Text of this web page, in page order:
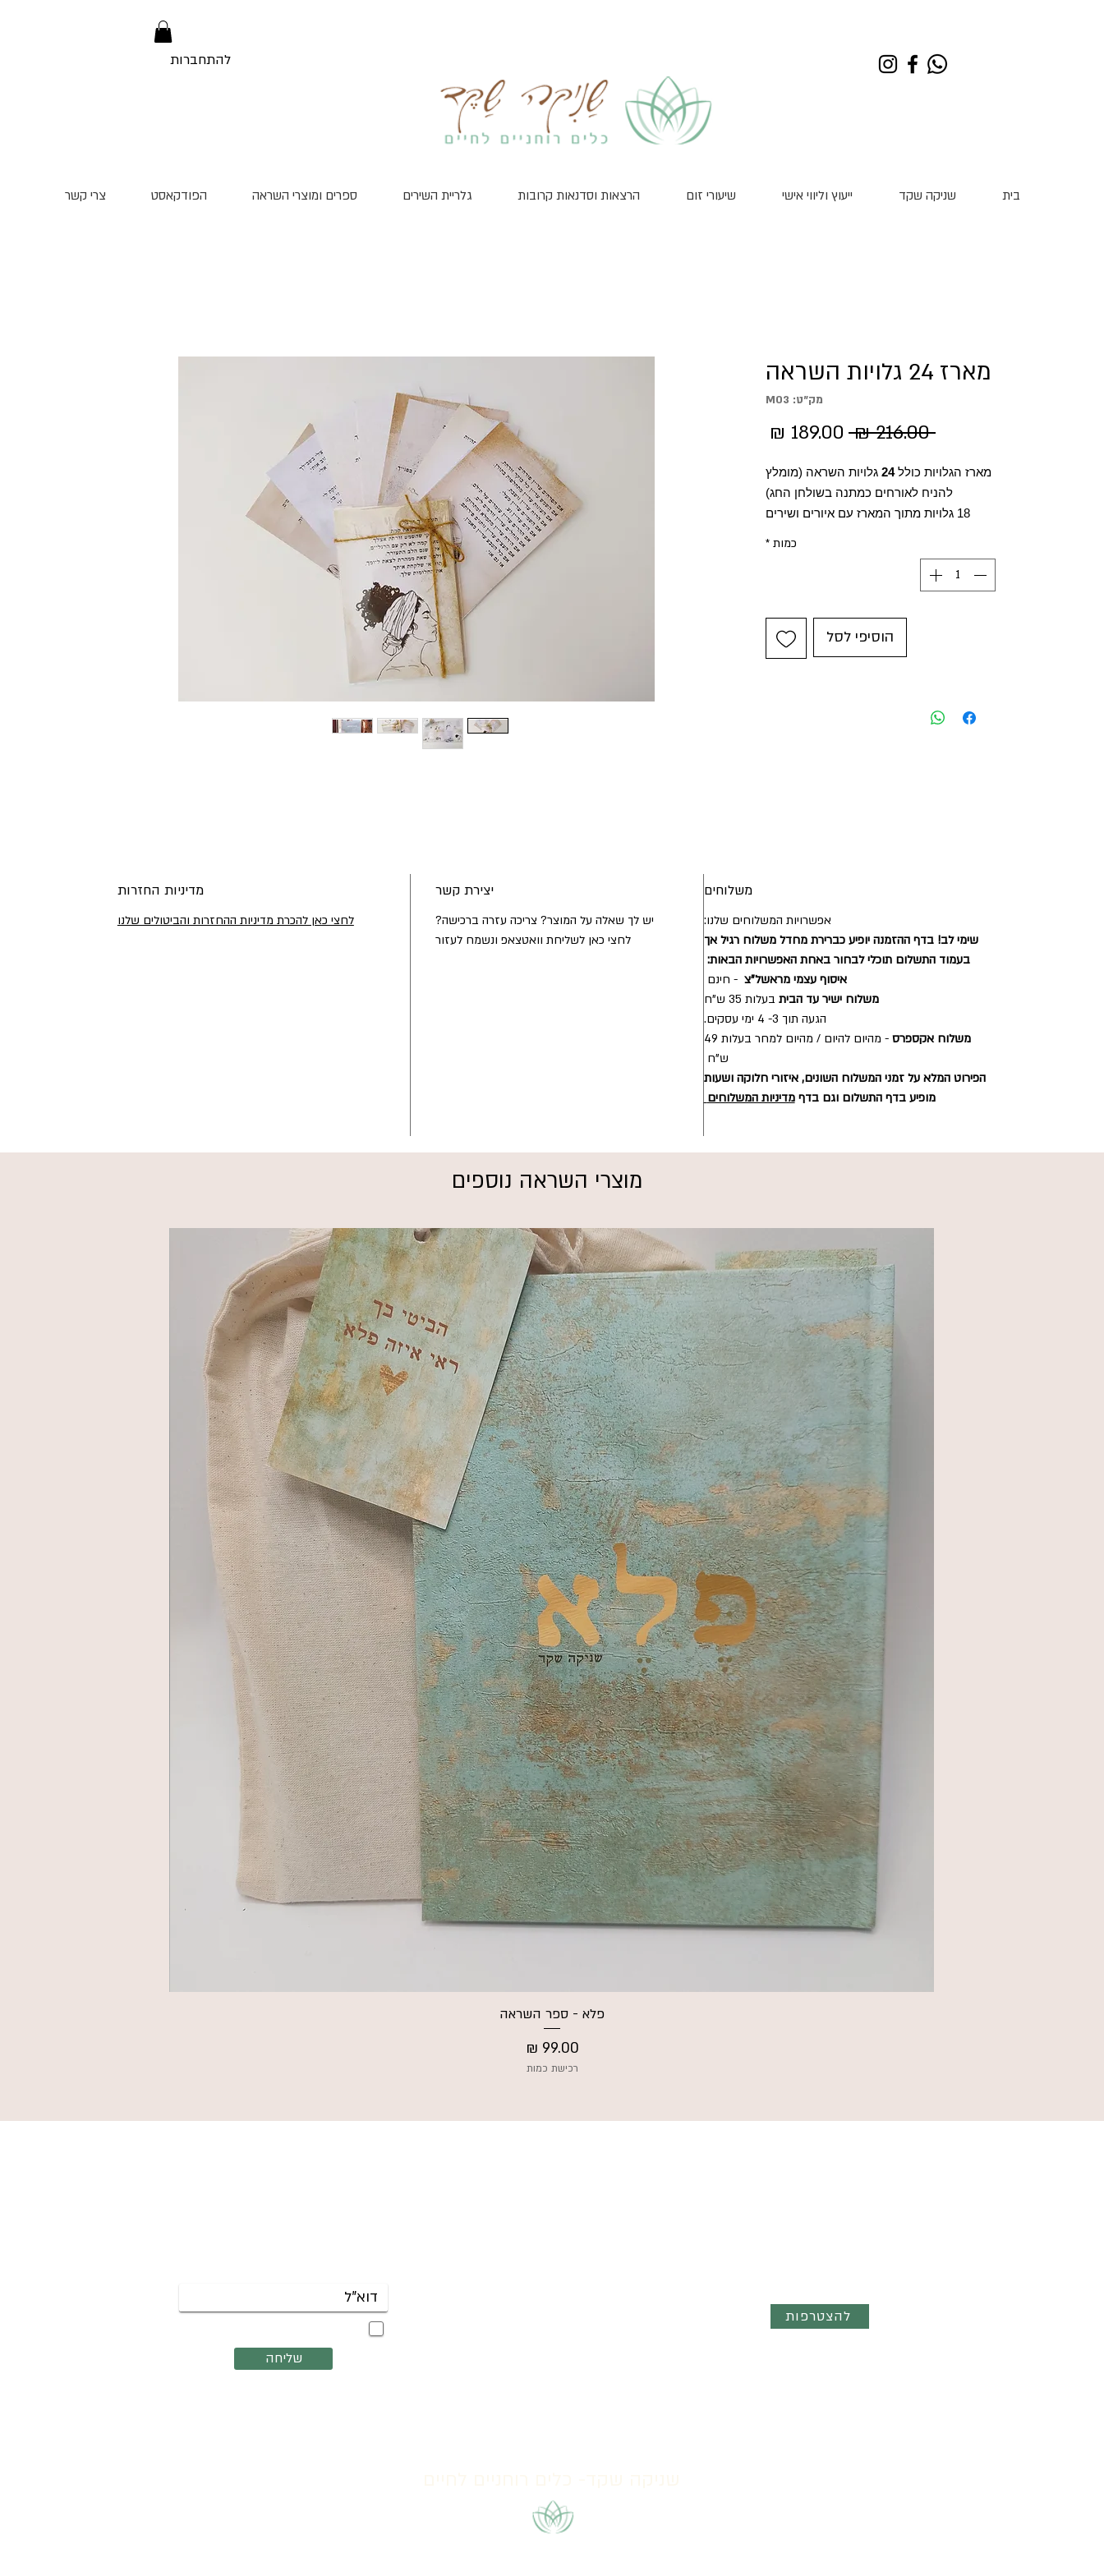
להתחברות
בית שניקה שקד ייעוץ וליווי אישי שיעורי זום הרצאות וסדנאות קרובות גלריית השירים ספרים ומוצרי השראה הפודקאסט צרי קשר
מארז 24 גלויות השראה
מק"ט: M03
‏216.00 ‏₪
מחיר
מארז הגלויות כולל24 גלויות השראה (מומלץ
להניח לאורחים כמתנה בשולחן החג)
18 גלויות מתוך המארז עם איורים ושירים
כל הגלויות מעוטרות בטקסטים ובשירים המרגשים
של שניקה שקד.
כמות *
הוסיפי לסל
משלוחים
אפשרויות המשלוחים שלנו:
שימי לב! בדף ההזמנה יופיע כברירת מחדל משלוח רגיל אך
בעמוד התשלום תוכלי לבחור באחת האפשרויות הבאות:
איסוף עצמי מראשל"צ - חינם
משלוח ישיר עד הבית בעלות 35 ש"ח
הגעה תוך 3- 4 ימי עסקים.
משלוח אקספרס
- מהיום להיום / מהיום למחר בעלות 49
ש"ח
הפירוט המלא על זמני המשלוח השונים, איזורי חלוקה ושעות
מופיע בדף התשלום וגם בדףמדיניות המשלוחים
יצירת קשר
יש לך שאלה על המוצר? צריכה עזרה ברכישה?
לחצי כאן לשליחת וואטצאפ ונשמח לעזור
מדיניות החזרות
לחצי כאן להכרת מדיניות ההחזרות והביטולים שלנו
מוצרי השראה נוספים
תצוגה מהירה
פלא - ספר השראה
מחיר
רכישת כמות
שליחה
להצטרפות